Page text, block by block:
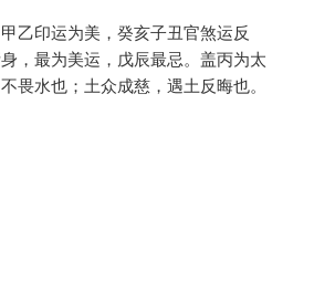
乙印运为美，癸亥子丑官煞运反
，最为美运，戊辰最忌。盖丙为太
畏水也；土众成慈，遇土反晦也。